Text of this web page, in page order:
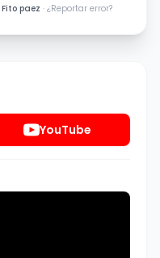
Fito paez · ¿Reportar error?
YouTube